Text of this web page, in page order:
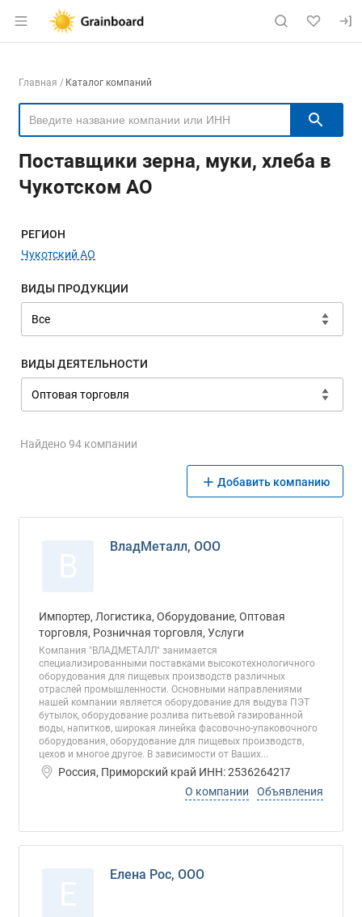
Раздел навигации по сайту
Навигация по компаниям
Главная Каталог компаний
Поставщики зерна, муки, хлеба в
Чукотском АО
Меню навигации
РЕГИОН
Чукотский АО
ВИДЫ ПРОДУКЦИИ
ВИДЫ ДЕЯТЕЛЬНОСТИ
Найдено 94 компании
Добавить компанию
ВладМеталл, ООО
Импортер, Логистика, Оборудование, Оптовая
торговля, Розничная торговля, Услуги
Компания "ВЛАДМЕТАЛЛ" занимается
специализированными поставками высокотехнологичного
оборудования для пищевых производств различных
отраслей промышленности. Основными направлениями
нашей компании является оборудование для выдува ПЭТ
бутылок, оборудование розлива питьевой газированной
воды, напитков, широкая линейка фасовочно-упаковочного
оборудования, оборудование для пищевых производств,
цехов и многое другое. В зависимости от Ваших...
Россия, Приморский край ИНН: 2536264217
О компании
Объявления
Елена Рос, ООО